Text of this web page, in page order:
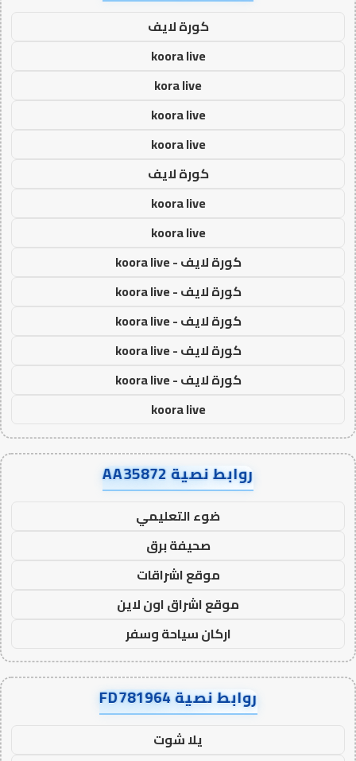
كورة لايف
koora live
kora live
koora live
koora live
كورة لايف
koora live
koora live
كورة لايف - koora live
كورة لايف - koora live
كورة لايف - koora live
كورة لايف - koora live
كورة لايف - koora live
koora live
روابط نصية AA35872
ضوء التعليمي
صحيفة برق
موقع اشراقات
موقع اشراق اون لاين
اركان سياحة وسفر
روابط نصية FD781964
يلا شوت